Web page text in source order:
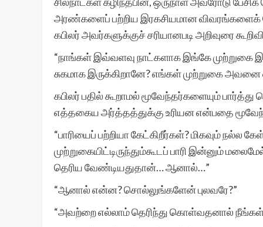
அரண்களைப் பற்றிய இரகசியமான விவரங்களைக்
கபிலர் அவர்களுக்குச் சரியானபடி அறிவுரை
“நாங்கள் இவ்வளவு நாட்களாக இங்கே முற்றுகை
சுகமாக இருக்கிறானே? எங்கள் முற்றுகை
கபிலர் பதில் கூறாமல் மூவேந்தர்களையும்
எத்தகைய அர்த்தத்துக்கு உரியன என்பதை
“பாரியைப் பற்றியா கேட்கிறீர்கள்? மிகவும்
முற்றுகையிட்டிருந்தும்கூடப் பாரி இன்னும்
தெரிய வேண்டியதுதான்… ஆனால்…”
“ஆனால் என்ன? சொல்லுங்களேன் புலவரே?”
“அவற்றை எல்லாம் தெரிந்து கொள்வதனால்